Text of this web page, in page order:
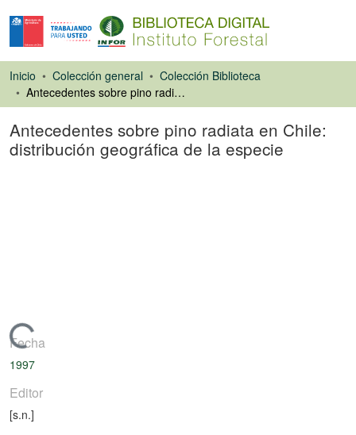
Inicio Colección general
Colección Biblioteca
Antecedentes sobre pino radiata en Chile: distribución geográfica de la especie
Antecedentes sobre pino radiata en Chile:
distribución geográfica de la especie
Cargando...
Fecha
1997
Editor
[s.n.]